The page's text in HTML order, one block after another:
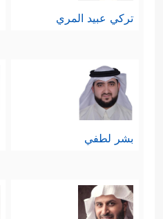
تركي عبيد المري
بشر لطفي